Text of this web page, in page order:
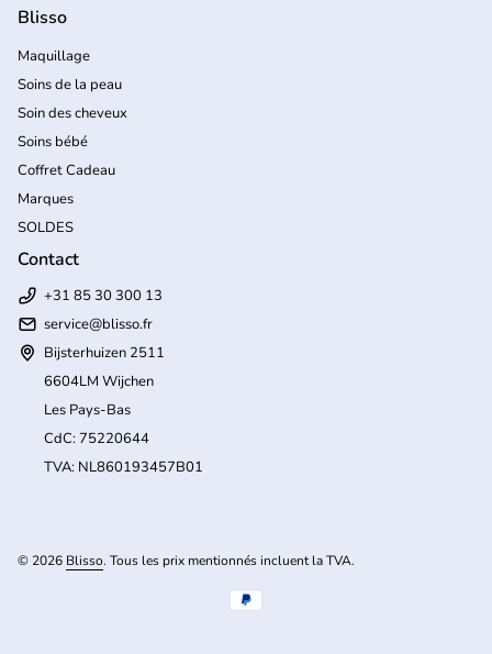
Blisso
Maquillage
Soins de la peau
Soin des cheveux
Soins bébé
Coffret Cadeau
Marques
SOLDES
Contact
+31 85 30 300 13
service@blisso.fr
Bijsterhuizen 2511
6604LM Wijchen
Les Pays-Bas
CdC: 75220644
TVA: NL860193457B01
© 2026 Blisso. Tous les prix mentionnés incluent la TVA.
Modes de paiement